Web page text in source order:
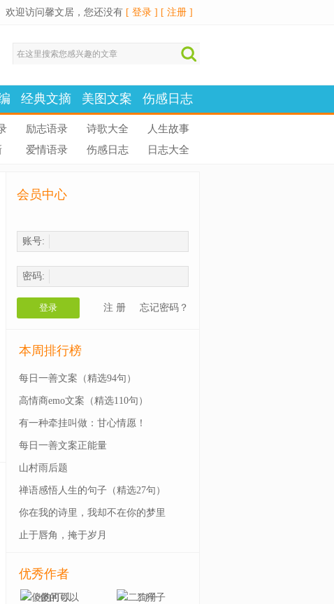
欢迎访问馨文居，您还没有 [ 登录 ] [ 注册 ]
经典文摘 美图文案 伤感日志
励志语录 诗歌大全
人生故事
爱情语录 伤感日志 日志大全
会员中心
账号:
密码:
注 册 忘记密码？
登录
本周排行榜
每日一善文案（精选94句）
高情商emo文案（精选110句）
有一种牵挂叫做：甘心情愿！
每日一善文案正能量
山村雨后题
禅语感悟人生的句子（精选27句）
你在我的诗里，我却不在你的梦里
止于唇角，掩于岁月
优秀作者
傻的可以 二狗子